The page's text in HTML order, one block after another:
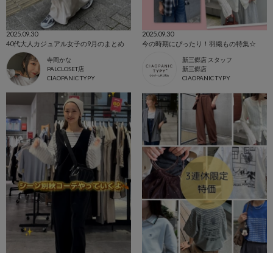
2025.09.30
40代大人カジュアル女子の9月のまとめ
寺岡かな
PALCLOSET店
CIAOPANIC TYPY
2025.09.30
今の時期にぴったり！羽織もの特集☆
新三郷店 スタッフ
新三郷店
CIAOPANIC TYPY